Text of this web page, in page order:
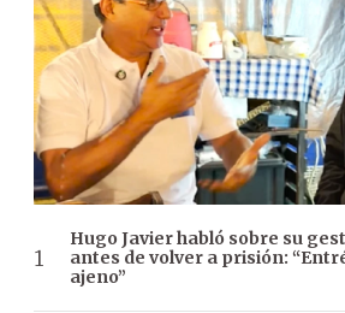
Hugo Javier habló sobre su
antes de volver a prisión:
ajeno”